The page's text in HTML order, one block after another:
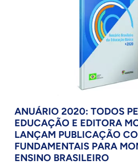
ANUÁRIO 2020: TODOS
EDUCAÇÃO E EDITORA
LANÇAM PUBLICAÇÃO
FUNDAMENTAIS PARA
ENSINO BRASILEIRO